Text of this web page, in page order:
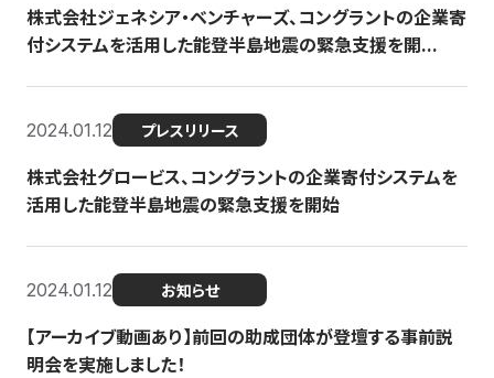
株式会社ジェネシア・ベンチャーズ、コングラントの企業寄
付システムを活用した能登半島地震の緊急支援を開...
2024.01.12 プレスリリース
株式会社グロービス、コングラントの企業寄付システムを
活用した能登半島地震の緊急支援を開始
2024.01.12 お知らせ
【アーカイブ動画あり】前回の助成団体が登壇する事前説
明会を実施しました！